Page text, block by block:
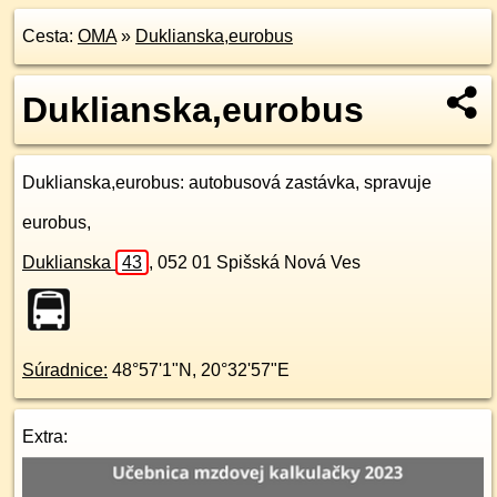
Cesta: OMA» Duklianska,eurobus
Duklianska,eurobus
Duklianska,eurobus: autobusová zastávka, spravuje
eurobus,
Duklianska 43 , 052 01 Spišská Nová Ves
Súradnice: 48°57'1"N , 20°32'57"E
Extra: